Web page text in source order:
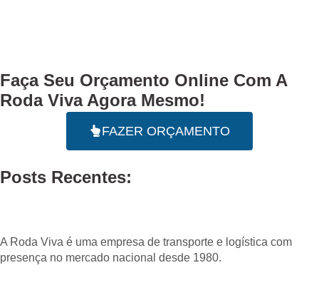
Faça Seu Orçamento Online Com A
Roda Viva Agora Mesmo!
FAZER ORÇAMENTO
Posts Recentes:
A Roda Viva é uma empresa de transporte e logística com
presença no mercado nacional desde 1980.